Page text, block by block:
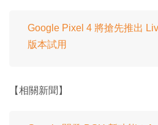
Google Pixel 4 將搶先推出
版本試用
【相關新聞】